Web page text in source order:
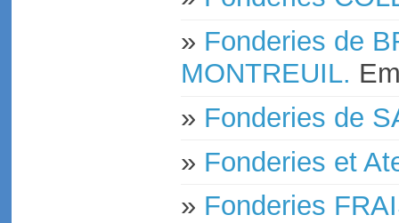
» Fonderies de
MONTREUIL.
» Fonderies de
» Fonderies et
» Fonderies